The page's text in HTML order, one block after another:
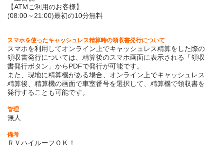
【ATMご利用のお客様】
(08:00～21:00)最初の10分無料
スマホを使ったキャッシュレス精算時の領収書発行について
スマホを利用してオンライン上でキャッシュレス精算をした際の
領収書発行については、精算後のスマホ画面に表示される「領収
書発行ボタン」からPDFで発行が可能です。
また、現地に精算機がある場合、オンライン上でキャッシュレス
精算後、精算機の画面で車室番号を選択して、精算機で領収書を
発行することも可能です。
管理
無人
備考
ＲＶハイルーフＯＫ！